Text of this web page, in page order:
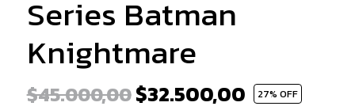
Series Batman
Knightmare
$45.000,00$32.500,00 27% OFF